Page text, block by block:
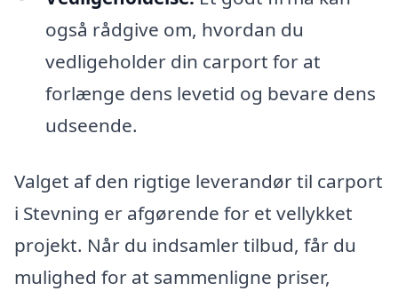
også rådgive om, hvordan du
vedligeholder din carport for at
forlænge dens levetid og bevare dens
udseende.
Valget af den rigtige leverandør til carport
i Stevning er afgørende for et vellykket
projekt. Når du indsamler tilbud, får du
mulighed for at sammenligne priser,